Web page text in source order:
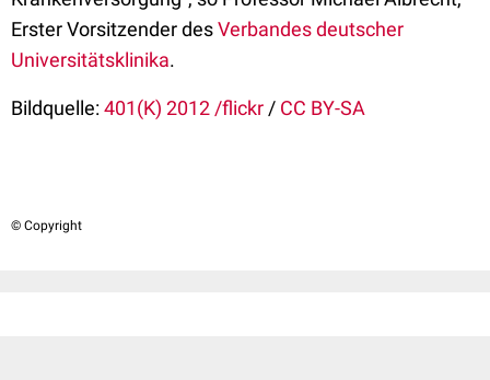
Erster Vorsitzender desVerbandes deutscher
Universitätsklinika.
Bildquelle:401(K) 2012 /flickr / CC BY-SA
© Copyright